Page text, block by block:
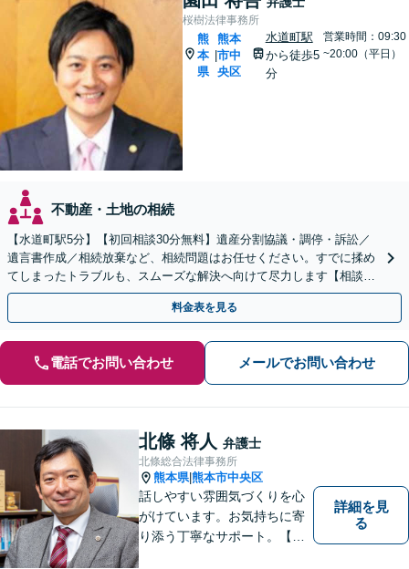
桜樹法律事務所
熊
本
県
熊本
市中
央区
水道町駅
から徒歩5
分
営業時間：09:30
~20:00（平日）
不動産・土地の相続
【水道町駅5分】【初回相談30分無料】遺産分割協議・調停・訴訟／
遺言書作成／相続放棄など、相続問題はお任せください。すでに揉め
てしまったトラブルも、スムーズな解決へ向けて尽力します【相談実
績3万件の事務所】【休日・夜間対応可】
料金表を見る
電話でお問い合わせ メールでお問い合わせ
北條 将人 弁護士
北條総合法律事務所
熊本県|熊本市中央区
話しやすい雰囲気づくりを心
がけています。お気持ちに寄
り添う丁寧なサポート。【借
詳細を見
る